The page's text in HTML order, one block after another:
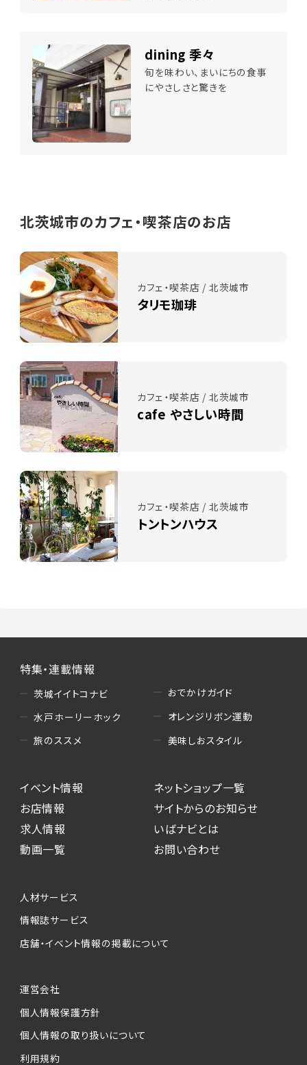
dining 季々
旬を味わい、まいにちの食事
にやさしさと驚きを
北茨城市のカフェ・喫茶店のお店
カフェ・喫茶店 / 北茨城市
タリモ珈琲
カフェ・喫茶店 / 北茨城市
cafe やさしい時間
カフェ・喫茶店 / 北茨城市
トントンハウス
特集・連載情報
茨城イイトコナビ
水戸ホーリーホック
旅のススメ
おでかけガイド
オレンジリボン運動
美味しおスタイル
イベント情報
お店情報
求人情報
動画一覧
ネットショップ一覧
サイトからのお知らせ
いばナビとは
お問い合わせ
人材サービス
情報誌サービス
店舗・イベント情報の掲載について
運営会社
個人情報保護方針
個人情報の取り扱いについて
利用規約